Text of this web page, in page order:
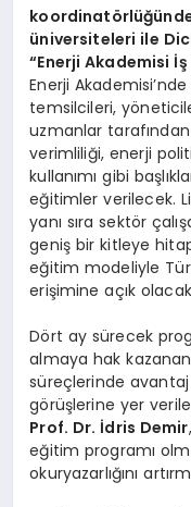
üniversiteleri ile
“Enerji Akademisi
Enerji
temsilcileri,
uzmanlar
verimliliği, enerji
kullanımı gibi
eğitimler verilecek.
yanı sıra sektör
geniş bir kitleye
eğitim modeliyle
erişimine açık
Dört ay sürecek
almaya hak kazanan
süreçlerinde
görüşlerine yer
Prof. Dr. İdris Demir
eğitim programı
okuryazarlığını